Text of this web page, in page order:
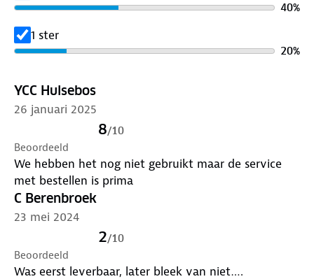
40%
1 ster
20%
YCC Hulsebos
26 januari 2025
8/10
Beoordeeld
We hebben het nog niet gebruikt maar de service
met bestellen is prima
C Berenbroek
23 mei 2024
2/10
Beoordeeld
Was eerst leverbaar, later bleek van niet….